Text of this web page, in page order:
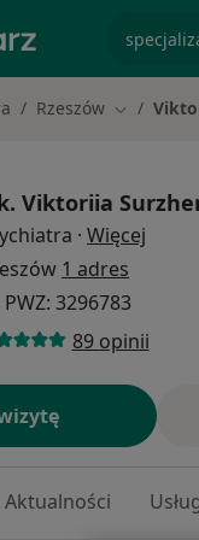
Rzeszów Zmień
Viktoriia
· Więcej
1 adres
3296783
89 opinii
Aktualności